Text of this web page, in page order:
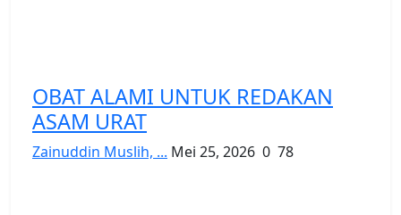
OBAT ALAMI UNTUK REDAKAN
ASAM URAT
Zainuddin Muslih, ... Mei 25, 2026 0 78